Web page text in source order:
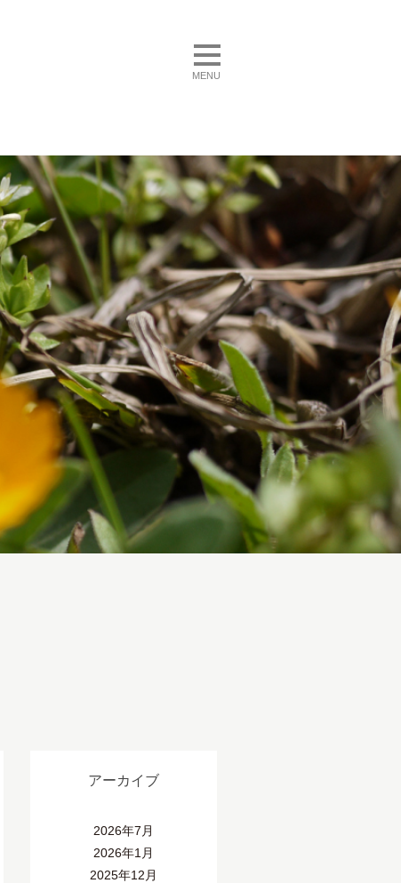
toggle navigation
MENU
アーカイブ
2026年7月
2026年1月
2025年12月